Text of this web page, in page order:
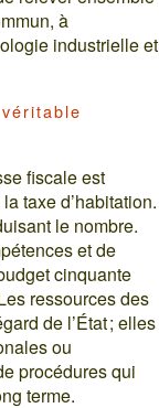
à
industrielle et
fiscale est
taxe d’habitation.
le nombre.
et de
cinquante
ressources des
de l’État ; elles
ou
procédures qui
terme.